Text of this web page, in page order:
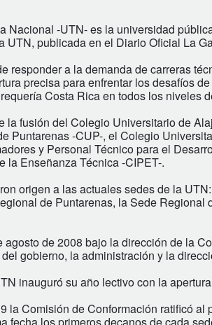
Nacional -UTN- es la universidad
UTN, publicada en el Diario Oficial La
responder a la demanda de carreras
precisa para enfrentar los desafíos
Costa Rica en todos los niveles
la fusión del Colegio Universitario de
Puntarenas -CUP-, el Colegio
y Personal Técnico para el
la Enseñanza Técnica -CIPET-.
origen a las actuales sedes de la
de Puntarenas, la Sede
agosto de 2008 bajo la dirección de la
gobierno, la administración y la
inauguró su año lectivo con la
la Comisión de Conformación ratificó